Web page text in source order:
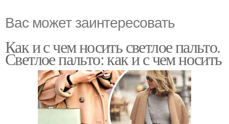
Вас может заинтересовать
Как и с чем носить светлое пальто.
Светлое пальто: как и с чем носить